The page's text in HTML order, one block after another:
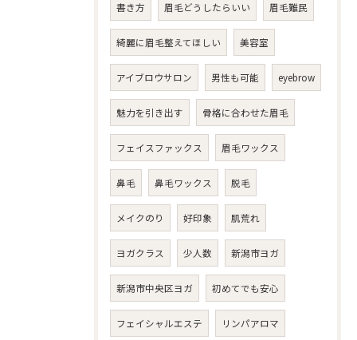
書き方 眉毛どうしたらいい 眉毛難民
綺麗に眉毛整えてほしい 美容室
アイブロウサロン 男性も可能 eyebrow
魅力を引き出す 骨格に合わせた眉毛
フェイスファックス 眉毛ワックス
鼻毛 鼻毛ワックス 脱毛
メイクのり 好印象 肌荒れ
ヨガクラス 少人数 新潟市ヨガ
新潟市中央区ヨガ 初めてでも安心
フェイシャルエステ リンパアロマ